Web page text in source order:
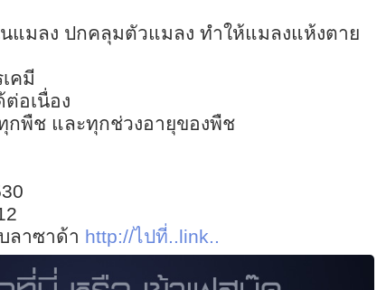
นแมลง ปกคลุมตัวแมลง ทำให้แมลงแห้งตาย
คมี
อเนื่อง
กพืช และทุกช่วงอายุของพืช
ลาซาด้า http://ไปที่..link..